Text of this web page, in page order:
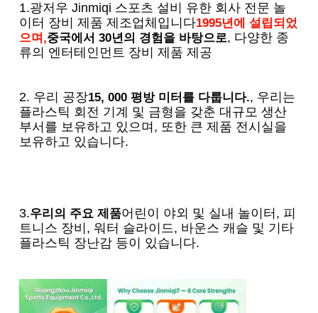
1.광저우 Jinmiqi 스포츠 설비 유한 회사 전문 놀
이터 장비 제품 제조업체입니다1995년에 설립되었
으며,중국에서 30년의 경험을 바탕으로, 다양한 종
류의 엔터테인먼트 장비 제품 제공
2. 우리 공장15, 000 평방 미터를 다룹니다., 우리는
플라스틱 회전 기계 및 금형을 갖춘 대규모 생산
부서를 보유하고 있으며, 또한 큰 제품 전시실을
보유하고 있습니다.
3.우리의 주요 제품어린이 야외 및 실내 놀이터, 피
트니스 장비, 워터 슬라이드, 바운스 캐슬 및 기타
플라스틱 장난감 등이 있습니다.